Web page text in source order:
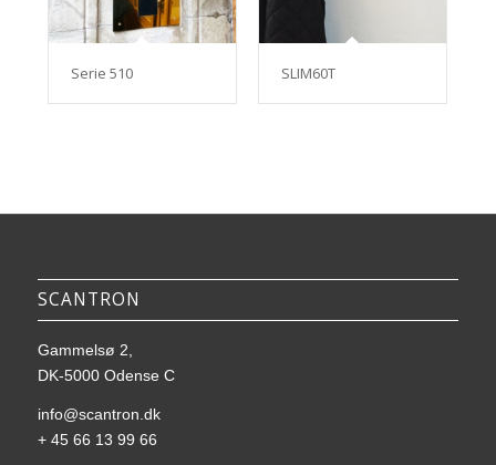
Serie 510 SLIM60T
SCANTRON
Gammelsø 2,
DK-5000 Odense C
info@scantron.dk
+ 45 66 13 99 66